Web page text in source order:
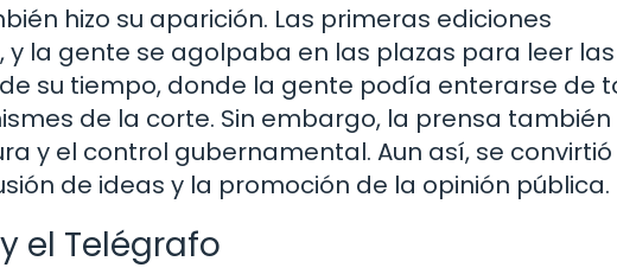
hizo su aparición. Las primeras ediciones
y la gente se agolpaba en las plazas para leer las
su tiempo, donde la gente podía enterarse de
de la corte. Sin embargo, la prensa también
y el control gubernamental. Aun así, se convirtió
de ideas y la promoción de la opinión pública.
el Telégrafo